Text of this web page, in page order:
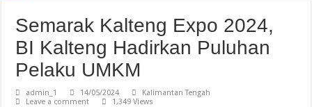
Semarak Kalteng Expo 2024,
BI Kalteng Hadirkan Puluhan
Pelaku UMKM
admin_1 14/05/2024
Kalimantan Tengah
Leave a comment
1,349 Views